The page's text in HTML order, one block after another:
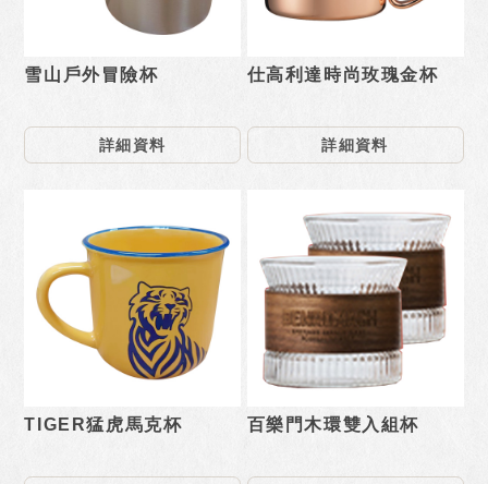
雪山戶外冒險杯
詳細資料
仕高利達時尚玫瑰金杯
詳細資料
TIGER猛虎馬克杯 百樂門木環雙入組杯